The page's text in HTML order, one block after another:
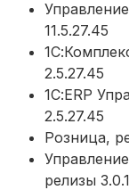
11.5.27.45
2.5.27.45
1С:ERP
2.5.27.45
Розница,
релизы